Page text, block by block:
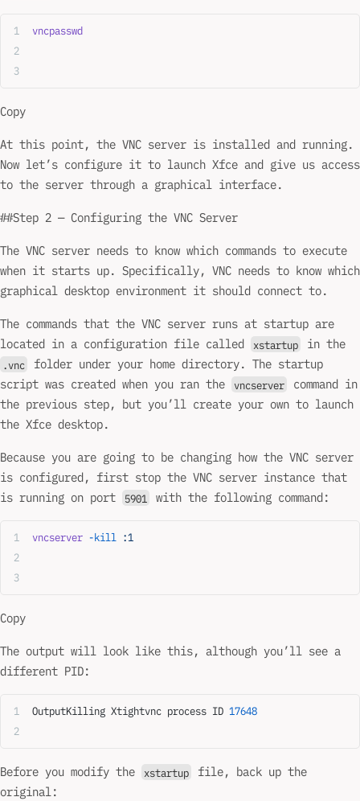
vncpasswd
Copy
At this point, the VNC server is installed and running.
Now let’s configure it to launch Xfce and give us access
to the server through a graphical interface.
##Step 2 — Configuring the VNC Server
The VNC server needs to know which commands to execute
when it starts up. Specifically, VNC needs to know which
graphical desktop environment it should connect to.
The commands that the VNC server runs at startup are
located in a configuration file called
xstartup in the
.vnc
folder under your home directory. The startup
script was created when you ran the
vncserver
command in
the previous step, but you’ll create your own to launch
the Xfce desktop.
Because you are going to be changing how the VNC server
is configured, first stop the VNC server instance that
is running on port
5901 with the following command:
vncserver -kill :1
Copy
The output will look like this, although you’ll see a
different PID:
OutputKilling Xtightvnc process ID 17648
Before you modify the xstartup
file, back up the
original: